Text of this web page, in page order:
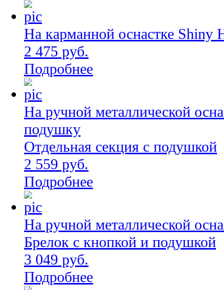
На карманной оснастке Shiny
2 475 руб.
Подробнее
На ручной металлической
подушку
Отдельная секция с подушкой
2 559 руб.
Подробнее
На ручной металлической
Брелок с кнопкой и подушкой
3 049 руб.
Подробнее